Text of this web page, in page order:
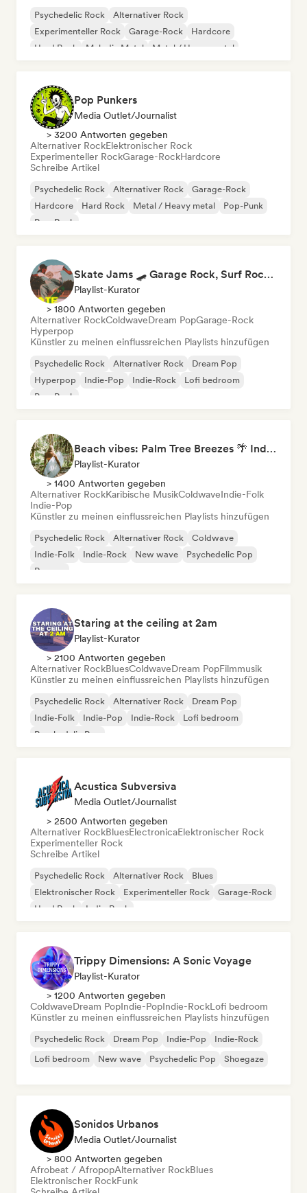
Psychedelic Rock
Alternativer Rock
Experimenteller Rock
Garage-Rock
Hardcore
Hard Rock
Melodic Metal Metal / Heavy metal
Pop Punkers
Media Outlet/Journalist
> 3200 Antworten gegeben
Alternativer RockElektronischer Rock
Experimenteller RockGarage-RockHardcore
Schreibe Artikel
Psychedelic Rock Alternativer Rock
Garage-Rock
Hardcore
Hard Rock Metal / Heavy metal
Pop-Punk
Pop-Rock
Skate Jams 🛹 Garage Rock, Surf Rock & Neo-Psych
Playlist-Kurator
> 1800 Antworten gegeben
Alternativer RockColdwaveDream PopGarage-Rock
Hyperpop
Künstler zu meinen einflussreichen Playlists hinzufügen
Psychedelic Rock Alternativer Rock
Dream Pop
Hyperpop
Indie-Pop Indie-Rock
Lofi bedroom
Pop-Rock
Beach vibes: Palm Tree Breezes 🌴 Indie Folk, Acoustic & Singer-Songwriter
Playlist-Kurator
> 1400 Antworten gegeben
Alternativer RockKaribische MusikColdwaveIndie-Folk
Indie-Pop
Künstler zu meinen einflussreichen Playlists hinzufügen
Psychedelic Rock Alternativer Rock
Coldwave
Indie-Folk
Indie-Rock New wave
Psychedelic Pop
Reggae
Staring at the ceiling at 2am
Playlist-Kurator
> 2100 Antworten gegeben
Alternativer RockBluesColdwaveDream PopFilmmusik
Künstler zu meinen einflussreichen Playlists hinzufügen
Psychedelic Rock Alternativer Rock
Dream Pop
Indie-Folk
Indie-Pop Indie-Rock
Lofi bedroom
Psychedelic Pop
Acustica Subversiva
Media Outlet/Journalist
> 2500 Antworten gegeben
Alternativer RockBluesElectronicaElektronischer Rock
Experimenteller Rock
Schreibe Artikel
Psychedelic Rock Alternativer Rock
Blues
Elektronischer Rock
Experimenteller Rock
Garage-Rock
Hard Rock
Indie-Rock
Trippy Dimensions: A Sonic Voyage
Playlist-Kurator
> 1200 Antworten gegeben
ColdwaveDream PopIndie-PopIndie-RockLofi bedroom
Künstler zu meinen einflussreichen Playlists hinzufügen
Psychedelic Rock Dream Pop Indie-Pop
Indie-Rock
Lofi bedroom
New wave Psychedelic Pop Shoegaze
Sonidos Urbanos
Media Outlet/Journalist
> 800 Antworten gegeben
Afrobeat / AfropopAlternativer RockBlues
Elektronischer RockFunk